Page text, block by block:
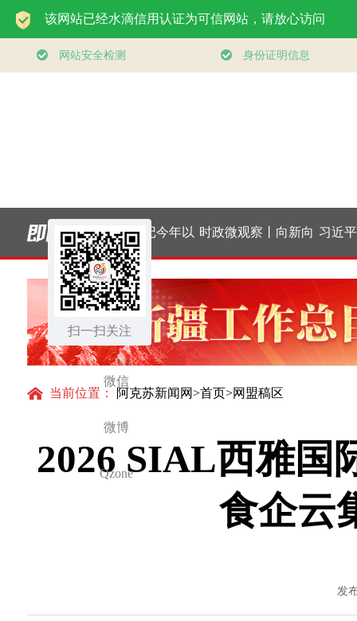
扫一扫关注
微信
微博
Qzone
强党｜
全面从
习近平总书记今年以
来治国理政纪实丨砥
砺初心使命 把党建设
得更加坚强有力
时政微观察丨向新向
优向好！中国经济展
现强大韧性和活力
习近平经济
中国经济高
行稳
当前位置： 阿克苏新闻网>首页>网盟稿区
2026 SIAL西雅国
食企云
发